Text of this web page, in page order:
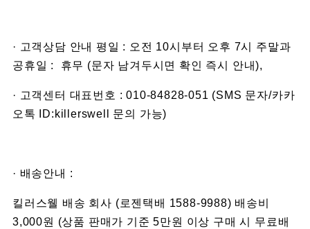
· 고객상담 안내 평일 : 오전 10시부터 오후 7시 주말과
공휴일 : 휴무 (문자 남겨두시면 확인 즉시 안내),
· 고객센터 대표번호 : 010-84828-051 (SMS 문자/카카
오톡 ID:killerswell 문의 가능)
· 배송안내 :
킬러스웰 배송 회사 (로젠택배 1588-9988) 배송비
3,000원 (상품 판매가 기준 5만원 이상 구매 시 무료배